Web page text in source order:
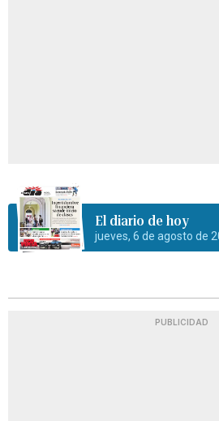
El diario de hoy
jueves, 6 de agosto de
PUBLICIDAD